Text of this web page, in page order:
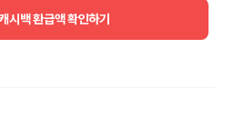
시백 환급액 확인하기